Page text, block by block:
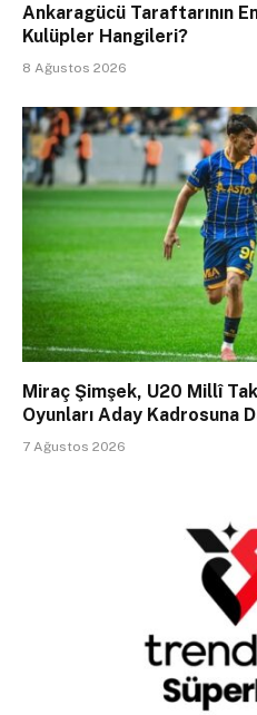
Ankaragücü Taraftarının
Kulüpler Hangileri?
8 Ağustos 2026
Miraç Şimşek, U20 Millî
Oyunları Aday Kadrosuna
7 Ağustos 2026